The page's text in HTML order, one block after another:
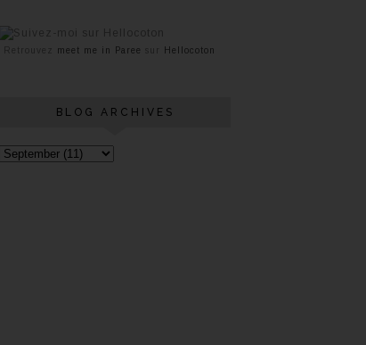
Retrouvez meet me in Paree Hellocoton
BLOG ARCHIVES